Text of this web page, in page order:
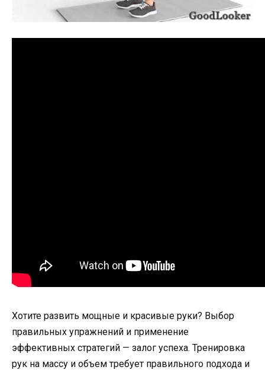
Хотите развить мощные и красивые руки? Выбор
правильных упражнений и применение
эффективных стратегий — залог успеха. Тренировка
рук на массу и объем требует правильного подхода и